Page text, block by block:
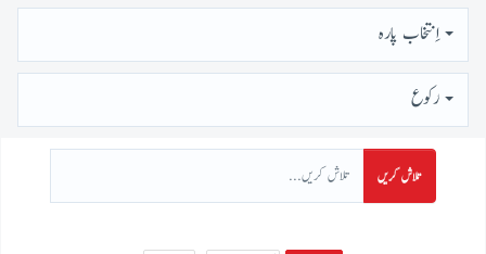
اِنتخاب پارہ
رُكوع
تلاش کریں